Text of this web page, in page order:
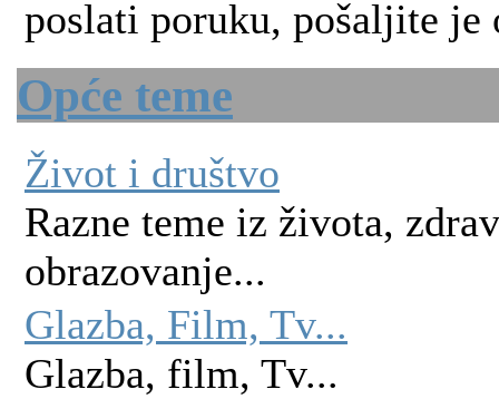
poslati poruku, pošaljite je
Opće teme
Život i društvo
Razne teme iz života,
obrazovanje...
Glazba, Film, Tv...
Glazba, film, Tv...